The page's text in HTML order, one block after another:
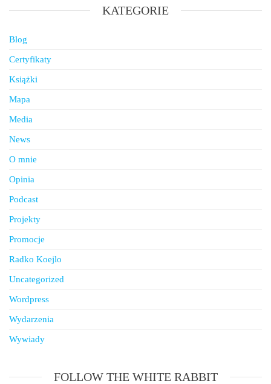
KATEGORIE
Blog
Certyfikaty
Książki
Mapa
Media
News
O mnie
Opinia
Podcast
Projekty
Promocje
Radko Koejlo
Uncategorized
Wordpress
Wydarzenia
Wywiady
FOLLOW THE WHITE RABBIT